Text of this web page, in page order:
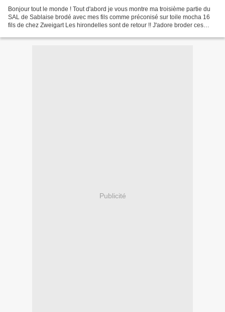
Bonjour tout le monde ! Tout d'abord je vous montre ma troisième partie du
SAL de Sablaise brodé avec mes fils comme préconisé sur toile mocha 16
fils de chez Zweigart Les hirondelles sont de retour !! J'adore broder ces
Publicité